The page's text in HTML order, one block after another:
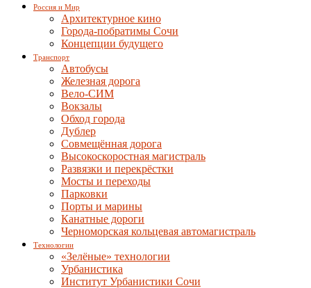
Россия и Мир
Архитектурное кино
Города-побратимы Сочи
Концепции будущего
Транспорт
Автобусы
Железная дорога
Вело-СИМ
Вокзалы
Обход города
Дублер
Совмещённая дорога
Высокоскоростная магистраль
Развязки и перекрёстки
Мосты и переходы
Парковки
Порты и марины
Канатные дороги
Черноморская кольцевая автомагистраль
Технологии
«Зелёные» технологии
Урбанистика
Институт Урбанистики Сочи